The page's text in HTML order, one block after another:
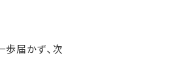
届かず、次